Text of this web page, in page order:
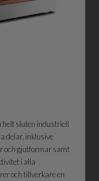
helt sluten industriell
delar, inklusive
och gjutformar samt
i alla
och tillverkare en